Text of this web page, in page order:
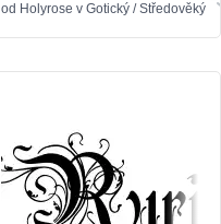
od Holyrose v Gotický /Středověký